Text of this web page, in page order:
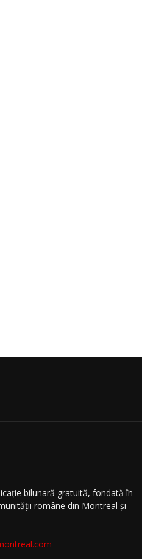
bilunară gratuită, fondată în
române din Montreal şi